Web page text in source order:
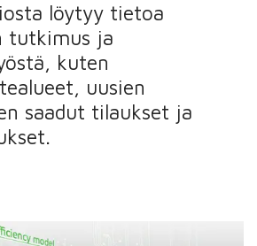
löytyy tietoa
tutkimus ja
kuten
uusien
saadut tilaukset ja